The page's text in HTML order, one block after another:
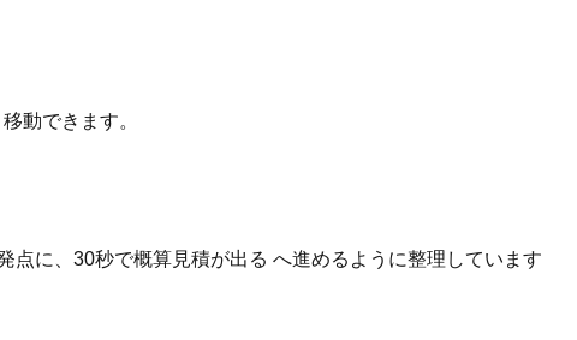
動できます。
点に、30秒で概算見積が出る へ進めるように整理しています